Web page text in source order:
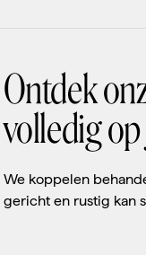
Ontdek
volledig
We koppelen
gericht en rustig kan